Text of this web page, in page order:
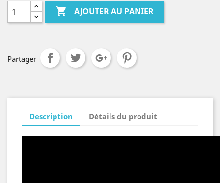
 AJOUTER AU PANIER
Partager
Description Détails du produit